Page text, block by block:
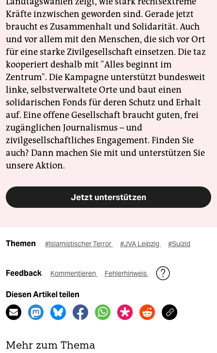
Kräfte inzwischen geworden sind. Gerade jetzt
braucht es Zusammenhalt und Solidarität. Auch
und vor allem mit den Menschen, die sich vor Ort
für eine starke Zivilgesellschaft einsetzen. Die taz
kooperiert deshalb mit "Alles beginnt im
Zentrum". Die Kampagne unterstützt bundesweit
linke, selbstverwaltete Orte und baut einen
solidarischen Fonds für deren Schutz und Erhalt
auf. Eine offene Gesellschaft braucht guten, frei
zugänglichen Journalismus – und
zivilgesellschaftliches Engagement. Finden Sie
auch? Dann machen Sie mit und unterstützen Sie
unsere Aktion.
Jetzt unterstützen
Themen #Islamistischer Terror #JVA Leipzig #Suizid
Feedback Kommentieren Fehlerhinweis
Diesen Artikel teilen
Mehr zum Thema